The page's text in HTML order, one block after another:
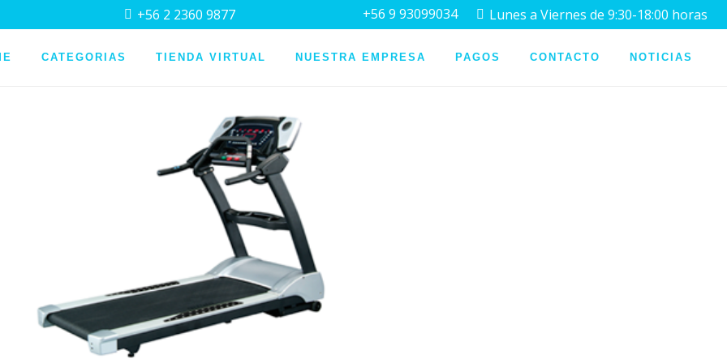
+56 2 2360 9877 +56 9 93099034 Lunes a Viernes de 9:30-18:00 horas
CATEGORIAS TIENDA VIRTUAL NUESTRA EMPRESA PAGOS CONTACTO NOTICIAS